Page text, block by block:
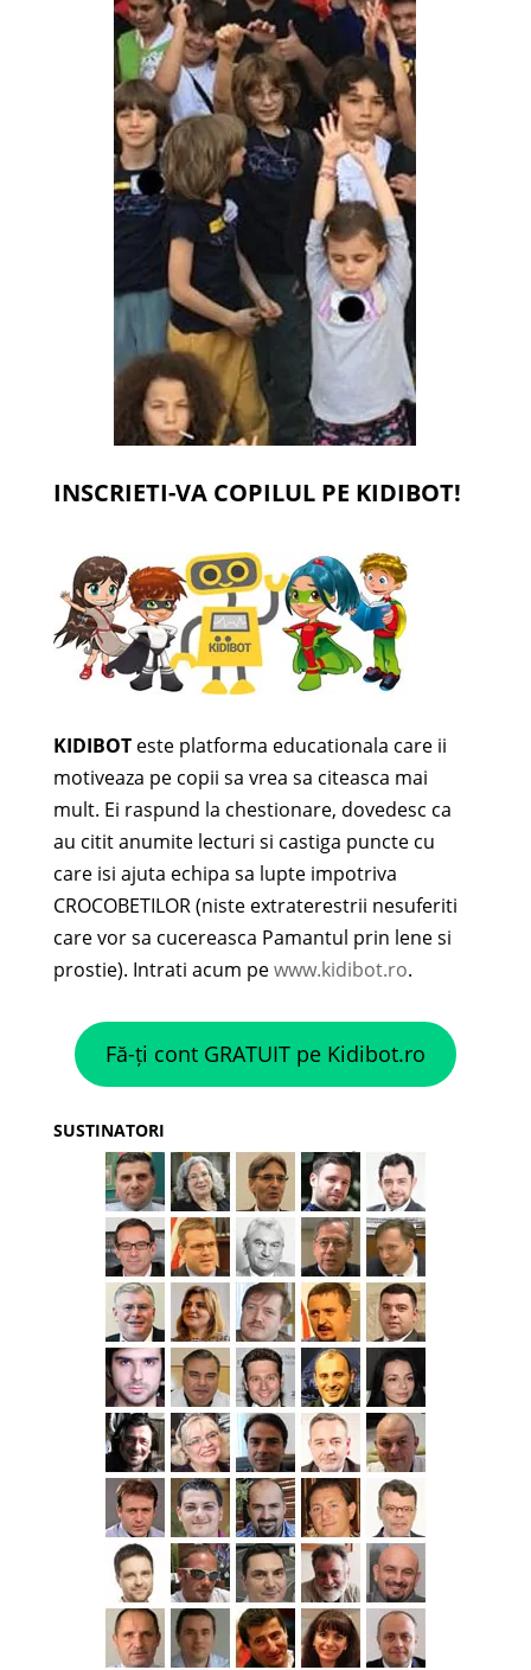
INSCRIETI-VA COPILUL PE KIDIBOT!
KIDIBOTeste platforma educationala care ii
motiveaza pe copii sa vrea sa citeasca mai
mult. Ei raspund la chestionare, dovedesc ca
au citit anumite lecturi si castiga puncte cu
care isi ajuta echipa sa lupte impotriva
CROCOBETILOR (niste extraterestrii nesuferiti
care vor sa cucereasca Pamantul prin lene si
prostie). Intrati acum pewww.kidibot.ro.
Fă-ți cont GRATUIT pe Kidibot.ro
SUSTINATORI